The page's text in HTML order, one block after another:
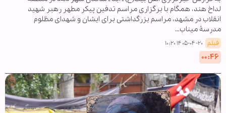
لداخ هند، همگام با برگزاری مراسم تدفین پیکر مطهر رهبر شهید
انقلاب در مشهد، مراسم بزرگداشتی برای ایشان و شهدای مظلوم
مدرسۀ میناب…
فیلم ۱۴۰۵-۰۴-۲۰ ۱۰:۲۰
۰۰:۴۶